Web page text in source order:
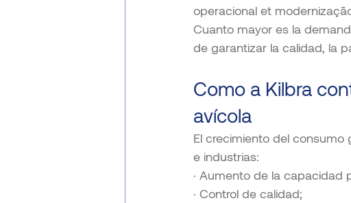
operacional et
Cuanto mayor es la
de garantizar la calidad, la
Como a Kilbra
avícola
El crecimiento del
e industrias:
· Aumento de la capacidad
· Control de calidad;